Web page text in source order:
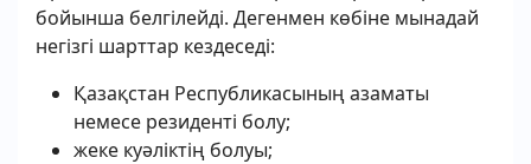
бойынша белгілейді. Дегенмен көбіне мынадай
негізгі шарттар кездеседі:
Қазақстан Республикасының азаматы
немесе резиденті болу;
жеке куәліктің болуы;